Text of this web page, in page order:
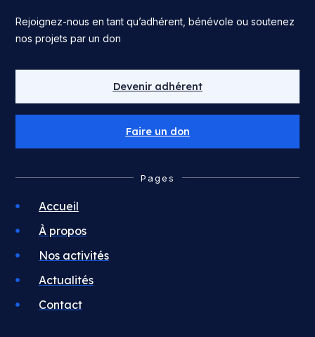
Rejoignez-nous en tant qu’adhérent, bénévole ou soutenez
nos projets par un don
Devenir adhérent
Faire un don
Pages
Accueil
À propos
Nos activités
Actualités
Contact